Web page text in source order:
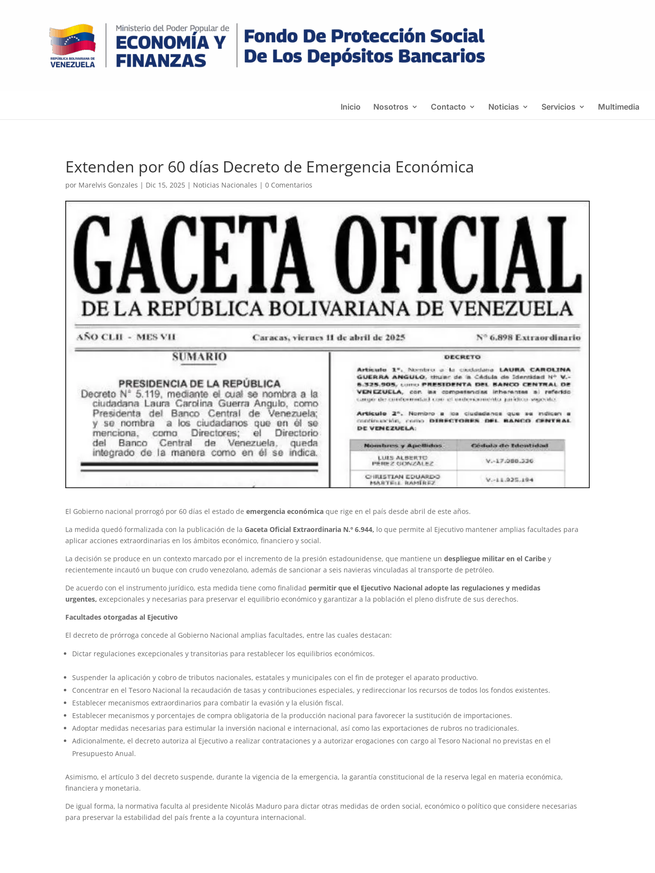
Inicio Nosotros Contacto Noticias Servicios Multimedia
Extenden por 60 días Decreto de Emergencia Económica
por Marelvis Gonzales | Dic 15, 2025 | Noticias Nacionales |0 Comentarios
El Gobierno nacional prorrogó por 60 días el estado deemergencia económica que rige en el país desde abril de este años.
La medida quedó formalizada con la publicación de la Gaceta Oficial Extraordinaria N.º 6.944, lo que permite al Ejecutivo mantener amplias facultades para
aplicar acciones extraordinarias en los ámbitos económico, financiero y social.
La decisión se produce en un contexto marcado por el incremento de la presión estadounidense, que mantiene undespliegue militar en el Caribe y
recientemente incautó un buque con crudo venezolano, además de sancionar a seis navieras vinculadas al transporte de petróleo.
De acuerdo con el instrumento jurídico, esta medida tiene como finalidad permitir que el Ejecutivo Nacional adopte las regulaciones y medidas
urgentes, excepcionales y necesarias para preservar el equilibrio económico y garantizar a la población el pleno disfrute de sus derechos.
Facultades otorgadas al Ejecutivo
El decreto de prórroga concede al Gobierno Nacional amplias facultades, entre las cuales destacan:
Dictar regulaciones excepcionales y transitorias para restablecer los equilibrios económicos.
Suspender la aplicación y cobro de tributos nacionales, estatales y municipales con el fin de proteger el aparato productivo.
Concentrar en el Tesoro Nacional la recaudación de tasas y contribuciones especiales, y redireccionar los recursos de todos los fondos existentes.
Establecer mecanismos extraordinarios para combatir la evasión y la elusión fiscal.
Establecer mecanismos y porcentajes de compra obligatoria de la producción nacional para favorecer la sustitución de importaciones.
Adoptar medidas necesarias para estimular la inversión nacional e internacional, así como las exportaciones de rubros no tradicionales.
Adicionalmente, el decreto autoriza al Ejecutivo a realizar contrataciones y a autorizar erogaciones con cargo al Tesoro Nacional no previstas en el
Presupuesto Anual.
Asimismo, el artículo 3 del decreto suspende, durante la vigencia de la emergencia, la garantía constitucional de la reserva legal en materia económica,
financiera y monetaria.
De igual forma, la normativa faculta al presidente Nicolás Maduro para dictar otras medidas de orden social, económico o político que considere necesarias
para preservar la estabilidad del país frente a la coyuntura internacional.